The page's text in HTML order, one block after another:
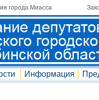
города Миасса
Информация